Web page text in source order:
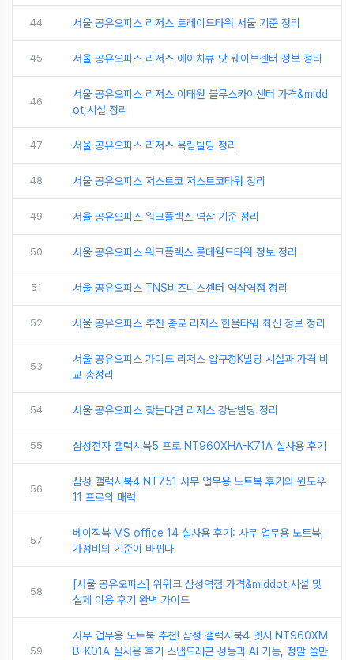
44 서울 공유오피스 리저스 트레이드타워 서울 기준 정리
45 서울 공유오피스 리저스 에이치큐 닷 웨이브센터 정보 정리
46
서울 공유오피스 리저스 이태원 블루스카이센터 가격&midd
ot;시설 정리
47 서울 공유오피스 리저스 옥림빌딩 정리
48 서울 공유오피스 저스트코 저스트코타워 정리
49 서울 공유오피스 워크플렉스 역삼 기준 정리
50 서울 공유오피스 워크플렉스 롯데월드타워 정보 정리
51 서울 공유오피스 TNS비즈니스센터 역삼역점 정리
52 서울 공유오피스 추천 종로 리저스 한올타워 최신 정보 정리
53
서울 공유오피스 가이드 리저스 압구정K빌딩 시설과 가격 비
교 총정리
54 서울 공유오피스 찾는다면 리저스 강남빌딩 정리
55 삼성전자 갤럭시북5 프로 NT960XHA-K71A 실사용 후기
56
삼성 갤럭시북4 NT751 사무 업무용 노트북 후기와 윈도우
11 프로의 매력
57
베이직북 MS office 14 실사용 후기: 사무 업무용 노트북,
가성비의 기준이 바뀌다
58
[서울 공유오피스] 위워크 삼성역점 가격&middot;시설 및
실제 이용 후기 완벽 가이드
59
사무 업무용 노트북 추천! 삼성 갤럭시북4 엣지 NT960XM
B-K01A 실사용 후기 스냅드래곤 성능과 AI 기능, 정말 쓸만